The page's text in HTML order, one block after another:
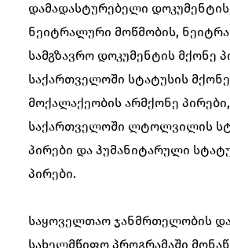
დამადასტურებელი
ნეიტრალური მოწმობის,
სამგზავრო დოკუმენტის მქონე
საქართველოში სტატუსის მქონე
მოქალაქეობის არმქონე პირები,
საქართველოში ლტოლვილის
პირები და ჰუმანიტარული
პირები.
საყოველთაო ჯანმრთელობის
სახელმწიფო პროგრამაში